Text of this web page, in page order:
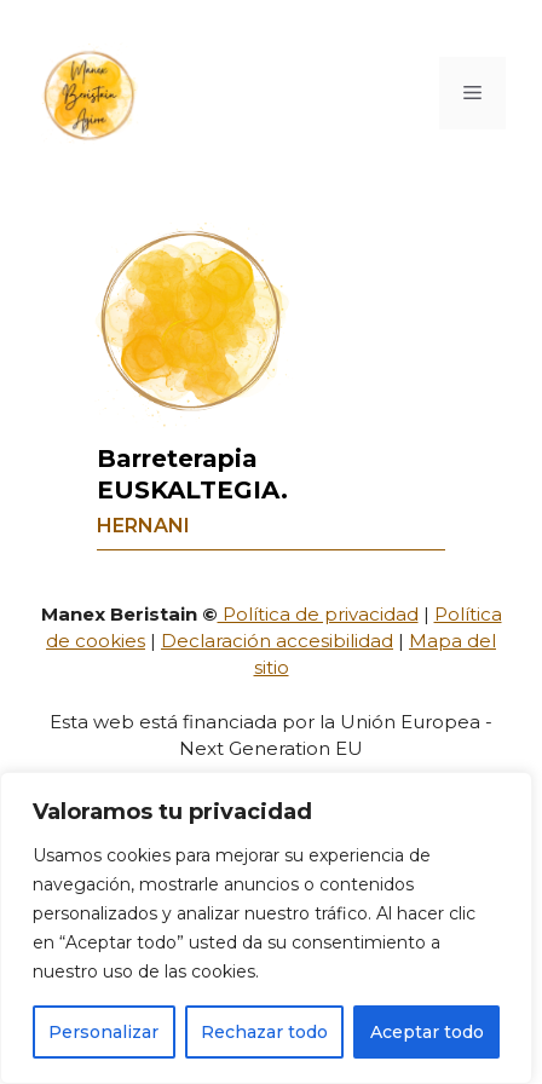
Valoramos tu privacidad
Usamos cookies para mejorar su experiencia de
navegación, mostrarle anuncios o contenidos
personalizados y analizar nuestro tráfico. Al hacer clic
en “Aceptar todo” usted da su consentimiento a
nuestro uso de las cookies.
Personalizar Rechazar todo Aceptar todo
Barreterapia
EUSKALTEGIA.
HERNANI
Manex Beristain © Política de privacidad | Política
de cookies | Declaración accesibilidad | Mapa del
sitio
Esta web está financiada por la Unión Europea -
Next Generation EU